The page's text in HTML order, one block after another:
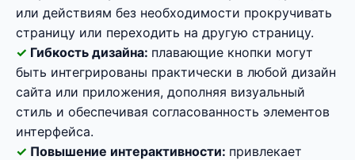
или действиям без необходимости прокручивать
страницу или переходить на другую страницу.
Гибкость дизайна: плавающие кнопки могут
быть интегрированы практически в любой дизайн
сайта или приложения, дополняя визуальный
стиль и обеспечивая согласованность элементов
интерфейса.
Повышение интерактивности: привлекает